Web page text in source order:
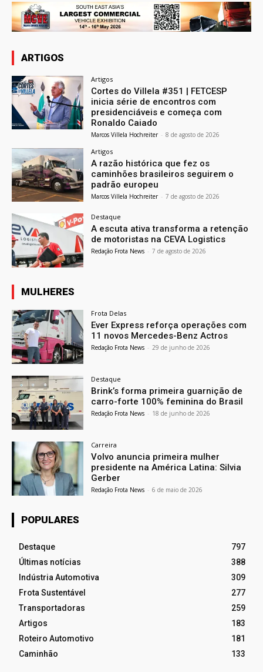
ARTIGOS
Artigos
Cortes do Villela #351 | FETCESP
inicia série de encontros com
presidenciáveis e começa com
Ronaldo Caiado
Marcos Villela Hochreiter - 8 de agosto de 2026
Artigos
A razão histórica que fez os
caminhões brasileiros seguirem o
padrão europeu
Marcos Villela Hochreiter - 7 de agosto de 2026
Destaque
A escuta ativa transforma a retenção
de motoristas na CEVA Logistics
Redação Frota News - 7 de agosto de 2026
MULHERES
Frota Delas
Ever Express reforça operações com
11 novos Mercedes-Benz Actros
Redação Frota News - 29 de junho de 2026
Destaque
Brink’s forma primeira guarnição de
carro-forte 100% feminina do Brasil
Redação Frota News - 18 de junho de 2026
Carreira
Volvo anuncia primeira mulher
presidente na América Latina: Silvia
Gerber
Redação Frota News - 6 de maio de 2026
POPULARES
Destaque
797
Últimas notícias
388
Indústria Automotiva
309
Frota Sustentável
277
Transportadoras
259
Artigos
183
Roteiro Automotivo
181
Caminhão
133